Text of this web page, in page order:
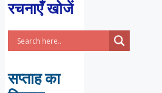
रचनाएँ खोजें
सप्ताह का